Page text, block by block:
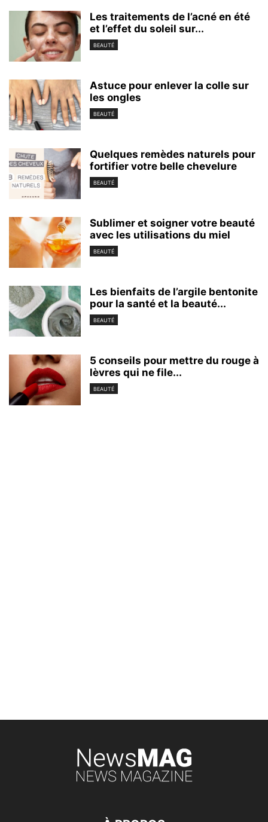
Les traitements de l’acné en été
et l’effet du soleil sur...
BEAUTÉ
Astuce pour enlever la colle sur
les ongles
BEAUTÉ
Quelques remèdes naturels pour
fortifier votre belle chevelure
BEAUTÉ
Sublimer et soigner votre beauté
avec les utilisations du miel
BEAUTÉ
Les bienfaits de l’argile bentonite
pour la santé et la beauté...
BEAUTÉ
5 conseils pour mettre du rouge à
lèvres qui ne file...
BEAUTÉ